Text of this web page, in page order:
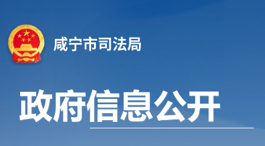
咸宁市司法局